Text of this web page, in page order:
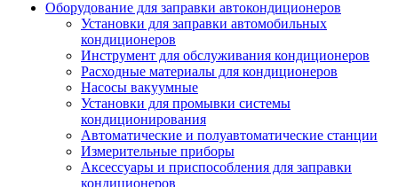
Оборудование для заправки автокондиционеров
Установки для заправки автомобильных
кондиционеров
Инструмент для обслуживания кондиционеров
Расходные материалы для кондиционеров
Насосы вакуумные
Установки для промывки системы
кондиционирования
Автоматические и полуавтоматические станции
Измерительные приборы
Аксессуары и приспособления для заправки
кондиционеров